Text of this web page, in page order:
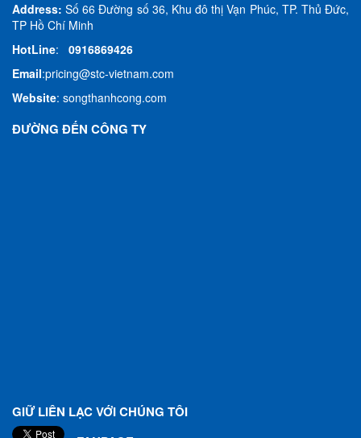
Address:Số 66 Đường số 36, Khu đô thị Vạn Phúc, TP. Thủ Đức,
TP Hồ Chí Minh
HotLine: 0916869426
Email:pricing@stc-vietnam.com
Website: songthanhcong.com
ĐƯỜNG ĐẾN CÔNG TY
GIỮ LIÊN LẠC VỚI CHÚNG TÔI